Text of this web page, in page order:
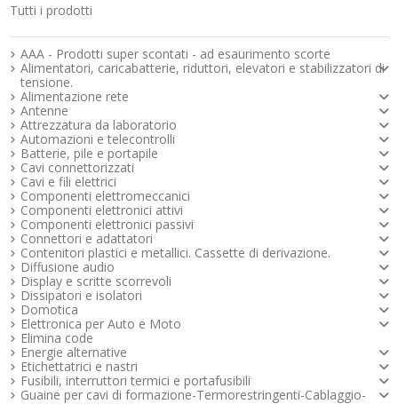
Tutti i prodotti
AAA - Prodotti super scontati - ad esaurimento scorte
Alimentatori, caricabatterie, riduttori, elevatori e stabilizzatori di
tensione.
Alimentazione rete
Antenne
Attrezzatura da laboratorio
Automazioni e telecontrolli
Batterie, pile e portapile
Cavi connettorizzati
Cavi e fili elettrici
Componenti elettromeccanici
Componenti elettronici attivi
Componenti elettronici passivi
Connettori e adattatori
Contenitori plastici e metallici. Cassette di derivazione.
Diffusione audio
Display e scritte scorrevoli
Dissipatori e isolatori
Domotica
Elettronica per Auto e Moto
Elimina code
Energie alternative
Etichettatrici e nastri
Fusibili, interruttori termici e portafusibili
Guaine per cavi di formazione-Termorestringenti-Cablaggio-